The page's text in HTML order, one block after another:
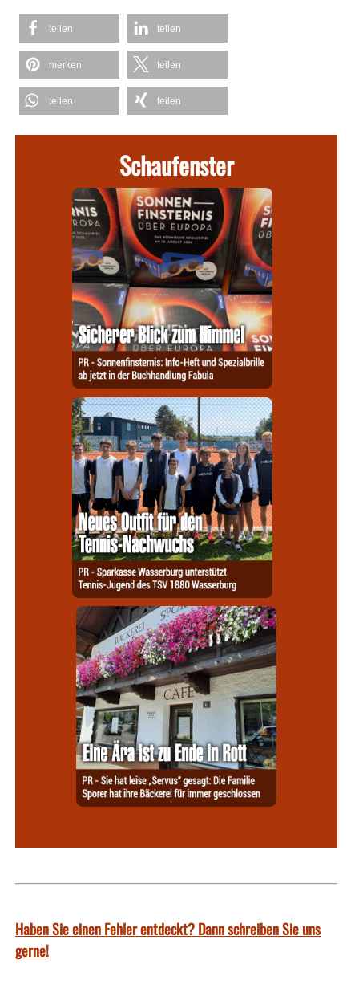
teilen teilen
merken teilen
teilen teilen
Schaufenster
Haben Sie einen Fehler entdeckt? Dann schreiben Sie uns
gerne!